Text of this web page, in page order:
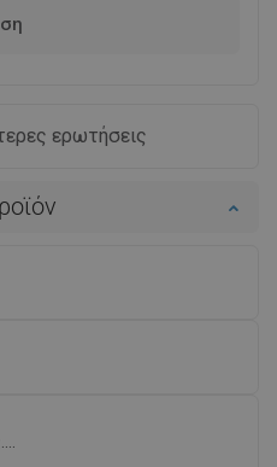
ερωτήσεις